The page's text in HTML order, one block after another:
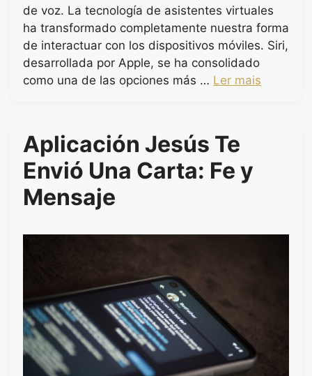
de voz. La tecnología de asistentes virtuales
ha transformado completamente nuestra forma
de interactuar con los dispositivos móviles. Siri,
desarrollada por Apple, se ha consolidado
como una de las opciones más … Ler mais
Aplicación Jesús Te
Envió Una Carta: Fe y
Mensaje